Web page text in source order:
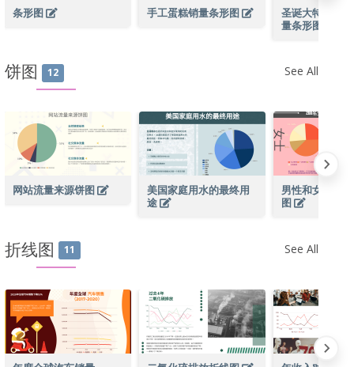
条形图 手工蛋糕销量条形图
圣诞大特卖期
量条形图
饼图 12 See All
网站流量来源饼图
美国家庭用水的最终用
途
男性和女性月
图
折线图 11 See All